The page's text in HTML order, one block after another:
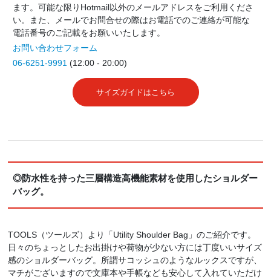
ます。可能な限りHotmail以外のメールアドレスをご利用くださ
い。また、メールでお問合せの際はお電話でのご連絡が可能な
電話番号のご記載をお願いいたします。
お問い合わせフォーム
06-6251-9991 (12:00 - 20:00)
サイズガイドはこちら
◎防水性を持った三層構造高機能素材を使用したショルダー
バッグ。
TOOLS（ツールズ）より「Utility Shoulder Bag」のご紹介です。
日々のちょっとしたお出掛けや荷物が少ない方には丁度いいサイズ
感のショルダーバッグ。所謂サコッシュのようなルックスですが、
マチがございますので文庫本や手帳なども安心して入れていただけ